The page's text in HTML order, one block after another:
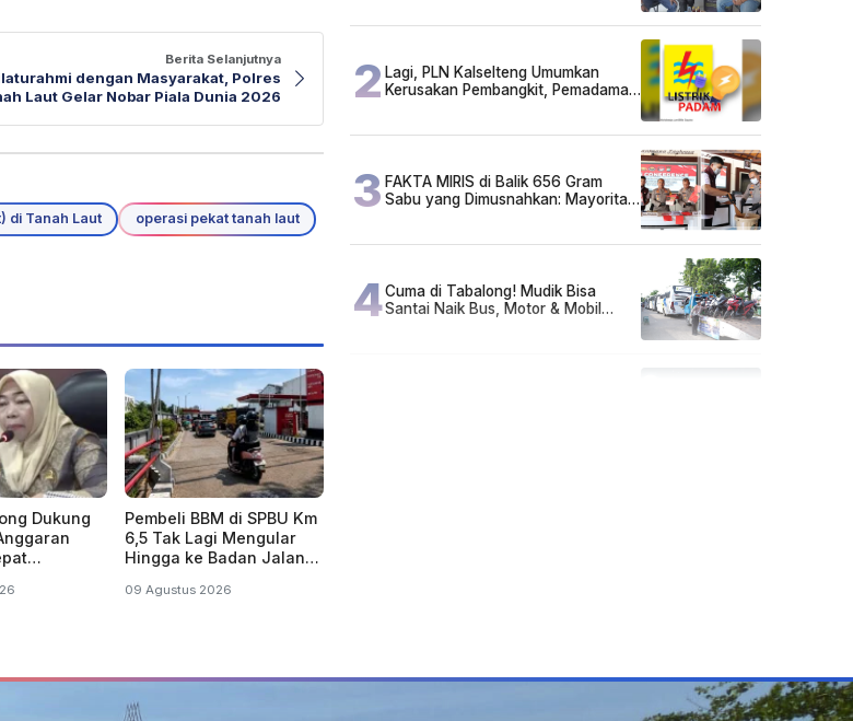
Berita Selanjutnya
dengan Masyarakat, Polres
Laut Gelar Nobar Piala Dunia 2026
di Tanah Laut operasi pekat tanah laut
Dukung
Pembeli BBM di SPBU Km
6,5 Tak Lagi Mengular
Hingga ke Badan Jalan
09 Agustus 2026
2 Lagi, PLN Kalselteng Umumkan
Kerusakan Pembangkit, Pemadaman
3 FAKTA MIRIS di Balik 656 Gram
Sabu yang Dimusnahkan: Mayoritas
4Cuma di Tabalong! Mudik Bisa
Santai Naik Bus, Motor & Mobil